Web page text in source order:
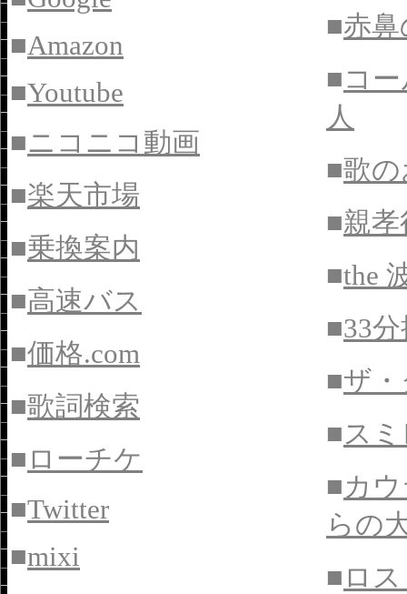
■Amazon
■Youtube
■ニコニコ動画
■楽天市場
■乗換案内
■高速バス
■価格.com
■歌詞検索
■ ローチケ
■Twitter
■mixi
■赤
■コ
人
■歌
■親
■the
■33
■ザ
■ス
■カ
らの
■ ロ